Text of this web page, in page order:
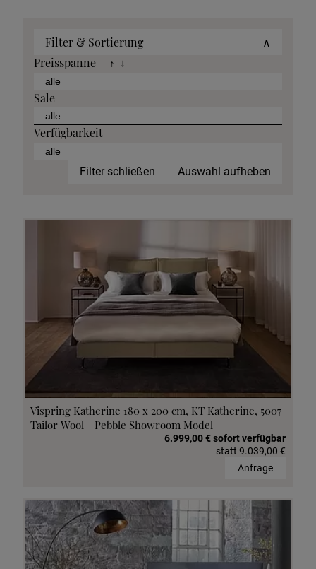
Filter & Sortierung
∧
Preisspanne
↑ ↓
Sale
Verfügbarkeit
Filter schließen Auswahl aufheben
Vispring Katherine 180 x 200 cm, KT Katherine, 5007
Tailor Wool - Pebble Showroom Model
6.999,00 € sofort verfügbar
statt 9.039,00 €
Anfrage